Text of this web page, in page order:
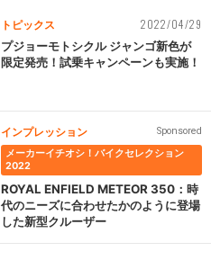
トピックス 2022/04/29
プジョーモトシクル ジャンゴ新色が
限定発売！試乗キャンペーンも実施！
インプレッション
Sponsored
メーカーイチオシ！バイクセレクション
2022
ROYAL ENFIELD METEOR 350：時
代のニーズに合わせたかのように登場
した新型クルーザー